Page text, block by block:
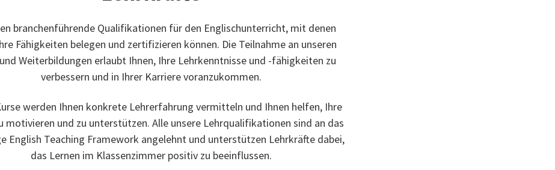
branchenführende Qualifikationen für den Englischunterricht, mit denen
Fähigkeiten belegen und zertifizieren können. Die Teilnahme an unseren
Weiterbildungen erlaubt Ihnen, Ihre Lehrkenntnisse und -fähigkeiten zu
verbessern und in Ihrer Karriere voranzukommen.
werden Ihnen konkrete Lehrerfahrung vermitteln und Ihnen helfen, Ihre
motivieren und zu unterstützen. Alle unsere Lehrqualifikationen sind an das
English Teaching Framework angelehnt und unterstützen Lehrkräfte dabei,
das Lernen im Klassenzimmer positiv zu beeinflussen.